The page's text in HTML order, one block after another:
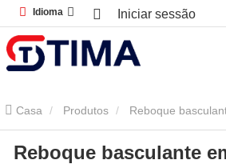
Idioma Iniciar sessão
Casa Produtos Reboque
Basculante Reboque basculante em
Reboque basculante